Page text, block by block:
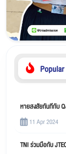
Popular
หายสงสัยทันทีกับ
11 Apr 2024
TNI ร่วมมือกับ